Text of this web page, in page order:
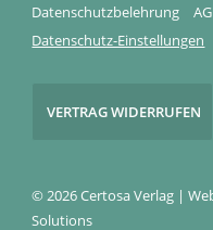
Datenschutzbelehrung
Datenschutz-Einstellungen
VERTRAG WIDERRUFEN
© 2026 Certosa Verlag |
Solutions